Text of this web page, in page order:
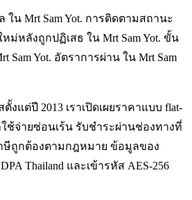
น Mrt Sam Yot. การติดตามสถานะ
หม่หลังถูกปฏิเสธ ใน Mrt Sam Yot. ขั้น
Yot. อัตราการผ่าน ใน Mrt Sam
งแต่ปี 2013 เราเปิดเผยราคาแบบ flat-
ช้จ่ายซ่อนเร้น รับชำระผ่านช่องทางที่
ษีถูกต้องตามกฎหมาย ข้อมูลของ
Thailand และเข้ารหัส AES-256